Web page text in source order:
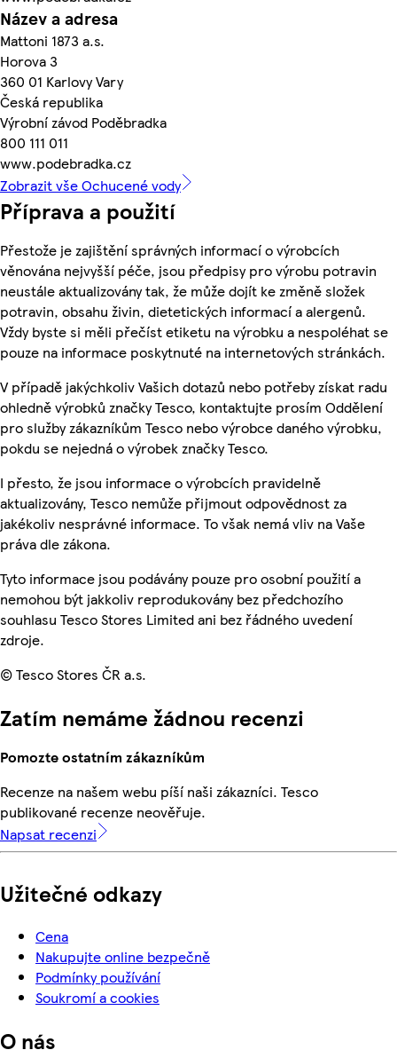
Název a adresa
Mattoni 1873 a.s.
Horova 3
360 01 Karlovy Vary
Česká republika
Výrobní závod Poděbradka
800 111 011
www.podebradka.cz
Zobrazit vše Ochucené vody
Příprava a použití
Přestože je zajištění správných informací o výrobcích
věnována nejvyšší péče, jsou předpisy pro výrobu potravin
neustále aktualizovány tak, že může dojít ke změně složek
potravin, obsahu živin, dietetických informací a alergenů.
Vždy byste si měli přečíst etiketu na výrobku a nespoléhat se
pouze na informace poskytnuté na internetových stránkách.
V případě jakýchkoliv Vašich dotazů nebo potřeby získat radu
ohledně výrobků značky Tesco, kontaktujte prosím Oddělení
pro služby zákazníkům Tesco nebo výrobce daného výrobku,
pokdu se nejedná o výrobek značky Tesco.
I přesto, že jsou informace o výrobcích pravidelně
aktualizovány, Tesco nemůže přijmout odpovědnost za
jakékoliv nesprávné informace. To však nemá vliv na Vaše
práva dle zákona.
Tyto informace jsou podávány pouze pro osobní použití a
nemohou být jakkoliv reprodukovány bez předchozího
souhlasu Tesco Stores Limited ani bez řádného uvedení
zdroje.
© Tesco Stores ČR a.s.
Zatím nemáme žádnou recenzi
Pomozte ostatním zákazníkům
Recenze na našem webu píší naši zákazníci. Tesco
publikované recenze neověřuje.
Napsat recenzi
Užitečné odkazy
Cena
Nakupujte online bezpečně
Podmínky používání
Soukromí a cookies
O nás